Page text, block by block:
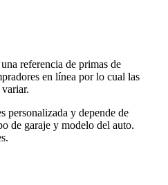
referencia de primas de
en línea por lo cual las
personalizada y depende de
de garaje y modelo del auto.